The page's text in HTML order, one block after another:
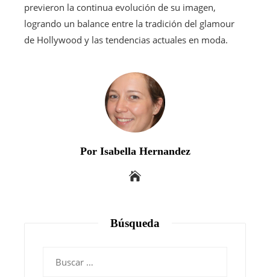
previeron la continua evolución de su imagen,
logrando un balance entre la tradición del glamour
de Hollywood y las tendencias actuales en moda.
Por Isabella Hernandez
Búsqueda